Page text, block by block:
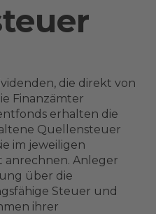
die direkt von
Finanzämter
erhalten die
Quellensteuer
im jeweiligen
Anleger
über die
Steuer und
ihrer